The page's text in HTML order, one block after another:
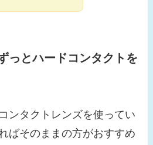
っとハードコンタクトを
ンタクトレンズを使ってい
ばそのままの方がおすすめ